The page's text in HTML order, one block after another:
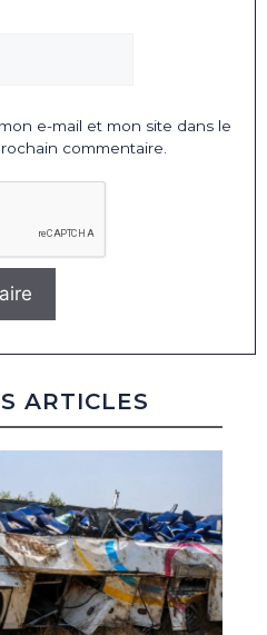
e-mail et mon site dans le
commentaire.
ARTICLES